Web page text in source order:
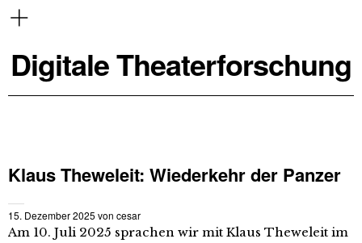
Digitale Theaterforschung
Klaus Theweleit: Wiederkehr der Panzer
15. Dezember 2025 von cesar
Am 10. Juli 2025 sprachen wir mit Klaus Theweleit im